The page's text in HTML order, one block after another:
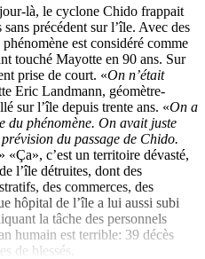
là, le cyclone Chido ­frappait
précédent sur l’île. Avec des
est considéré comme
­touché Mayotte en 90 ans. Sur
prise de court. «On n’était
Eric Landmann, géomètre-
sur l’île depuis trente ans. «On a
du phénomène. On avait juste
du passage de Chido.
» «Ça», c’est un territoire dévasté,
l’île détruites, dont des
des commerces, des
hôpital de l’île a lui aussi subi
la tâche des personnels
humain est terrible: 39 décès
de blessés.